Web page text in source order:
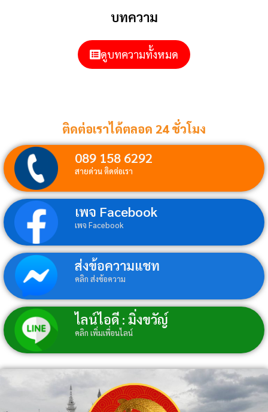
บทความ
ดูบทความทั้งหมด
ติดต่อเราได้ตลอด 24 ชั่วโมง
089 158 6292
สายด่วน ติดต่อเรา
เพจ Facebook
เพจ Facebook
ส่งข้อความแชท
คลิก ส่งข้อความ
ไลน์ไอดี : มิ่งขวัญ์
คลิก เพิ่มเพื่อนไลน์